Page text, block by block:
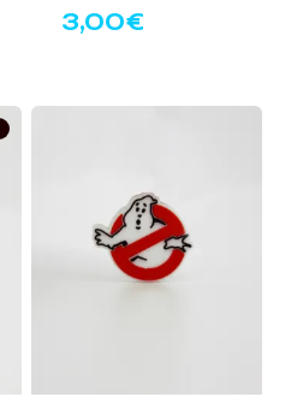
3,00€